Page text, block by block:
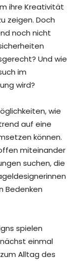
ihre Kreativität
zeigen. Doch
noch nicht
Und wie
im
wird?
wie
auf eine
können.
miteinander
suchen, die
Bedenken
spielen
einmal
Alltag des